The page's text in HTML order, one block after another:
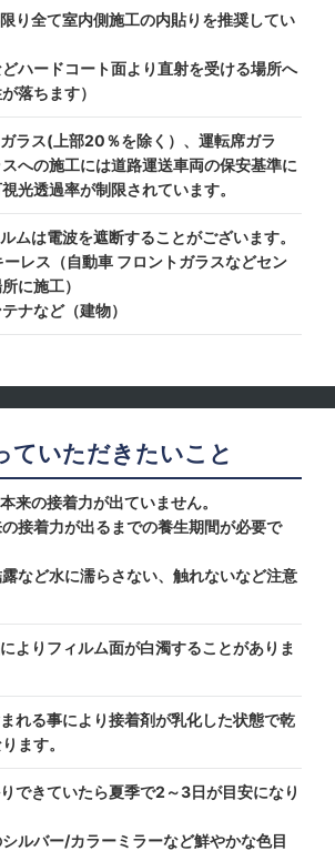
り全て室内側施工の内貼りを推奨してい
どハードコート面より直射を受ける場所へ
落ちます）
ラス(上部20％を除く）、運転席ガラ
への施工には道路運送車両の保安基準に
光透過率が制限されています。
ムは電波を遮断することがございます。
レス（自動車 フロントガラスなどセン
に施工）
ナなど（建物）
ていただきたいこと
来の接着力が出ていません。
接着力が出るまでの養生期間が必要で
など水に濡らさない、触れないなど注意
よりフィルム面が白濁することがありま
れる事により接着剤が乳化した状態で乾
ます。
できていたら夏季で2～3日が目安になり
シルバー/カラーミラーなど鮮やかな色目